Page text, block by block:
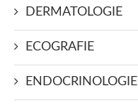
DERMATOLOGIE
ECOGRAFIE
ENDOCRINOLOGIE